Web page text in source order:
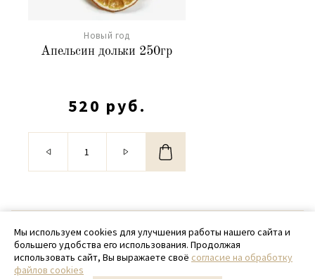
Новый год
Апельсин дольки 250гр
520 руб.
© 2020 - 2026 SamPack
+ 7 (918) 699-97-87
zakaz@sampack.store
Мы используем cookies для улучшения работы нашего сайта и
большего удобства его использования. Продолжая
использовать сайт, Вы выражаете своё согласие на обработку
файлов cookies